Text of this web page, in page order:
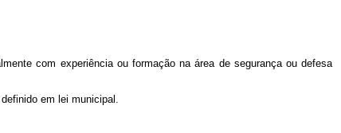
com experiência ou formação na área de segurança ou defesa
em lei municipal.